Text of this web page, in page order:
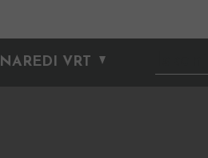
NAREDI VRT